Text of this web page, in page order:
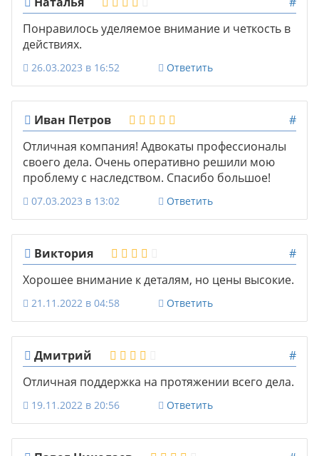
Понравилось уделяемое внимание и четкость в
действиях.
26.03.2023 в 16:52 Ответить
Иван Петров
#
Отличная компания! Адвокаты профессионалы
своего дела. Очень оперативно решили мою
проблему с наследством. Спасибо большое!
07.03.2023 в 13:02 Ответить
Виктория
#
Хорошее внимание к деталям, но цены высокие.
21.11.2022 в 04:58 Ответить
Дмитрий
#
Отличная поддержка на протяжении всего дела.
19.11.2022 в 20:56 Ответить